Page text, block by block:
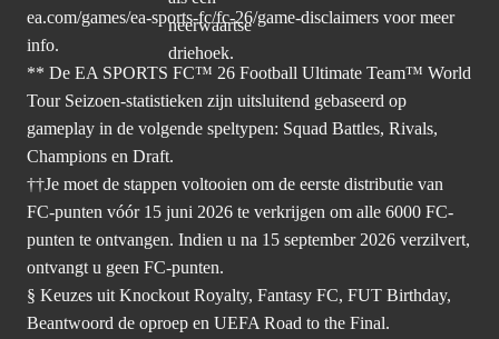
ea.com/games/ea-sports-fc/fc-26/game-disclaimers voor meer
info.
** De EA SPORTS FC™ 26 Football Ultimate Team™ World
Tour Seizoen-statistieken zijn uitsluitend gebaseerd op
gameplay in de volgende speltypen: Squad Battles, Rivals,
Champions en Draft.
††Je moet de stappen voltooien om de eerste distributie van
FC-punten vóór 15 juni 2026 te verkrijgen om alle 6000 FC-
punten te ontvangen. Indien u na 15 september 2026 verzilvert,
ontvangt u geen FC-punten.
§ Keuzes uit Knockout Royalty, Fantasy FC, FUT Birthday,
Beantwoord de oproep en UEFA Road to the Final.